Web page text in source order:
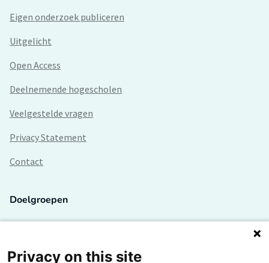
Eigen onderzoek publiceren
Uitgelicht
Open Access
Deelnemende hogescholen
Veelgestelde vragen
Privacy Statement
Contact
Doelgroepen
Lectoren en onderzoekers
Privacy on this site